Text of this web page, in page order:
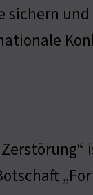
sichern